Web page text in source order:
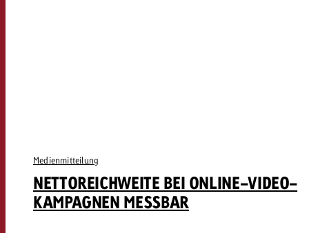
Medienmitteilung
NETTOREICHWEITE BEI ONLINE-VIDEO-
KAMPAGNEN MESSBAR